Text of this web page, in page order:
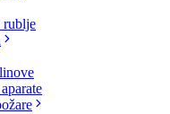
rublje